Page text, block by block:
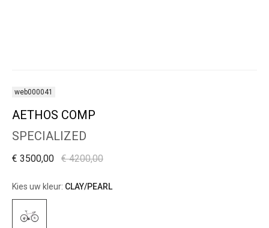
web000041
AETHOS COMP
SPECIALIZED
€ 4200,00
€ 3500,00
Kies uw kleur: CLAY/PEARL